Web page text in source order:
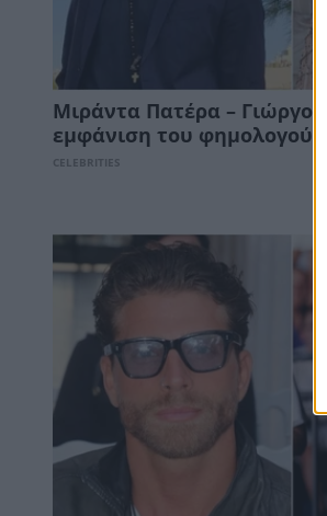
Μιράντα Πατέρα – Γιώργος
εμφάνιση του
CELEBRITIES